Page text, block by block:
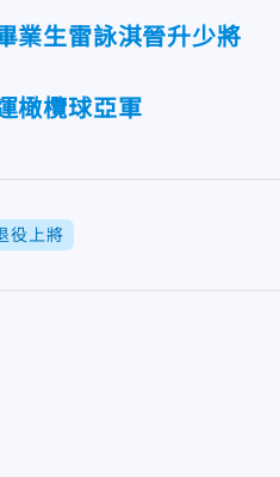
業生雷詠淇晉升少將
橄欖球亞軍
役上將